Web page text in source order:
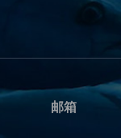
邮箱